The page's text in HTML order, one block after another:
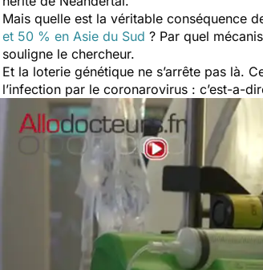
Mais quelle est la véritable conséquence
et 50 % en Asie du Sud ? Par quel
souligne le chercheur.
Et la loterie génétique ne s’arrête pas là.
l’infection par le coronarovirus : c’est-a-